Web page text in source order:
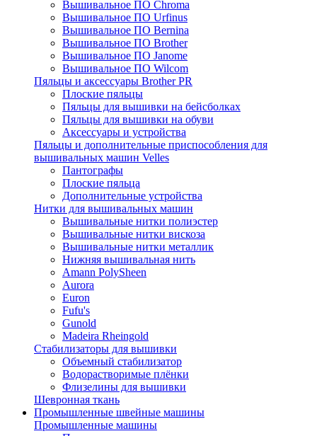
Вышивальное ПО Chroma
Вышивальное ПО Urfinus
Вышивальное ПО Bernina
Вышивальное ПО Brother
Вышивальное ПО Janome
Вышивальное ПО Wilcom
Пяльцы и аксессуары Brother PR
Плоские пяльцы
Пяльцы для вышивки на бейсболках
Пяльцы для вышивки на обуви
Аксессуары и устройства
Пяльцы и дополнительные приспособления для
вышивальных машин Velles
Пантографы
Плоские пяльца
Дополнительные устройства
Нитки для вышивальных машин
Вышивальные нитки полиэстер
Вышивальные нитки вискоза
Вышивальные нитки металлик
Нижняя вышивальная нить
Amann PolySheen
Aurora
Euron
Fufu's
Gunold
Madeira Rheingold
Стабилизаторы для вышивки
Объемный стабилизатор
Водорастворимые плёнки
Флизелины для вышивки
Шевронная ткань
Промышленные швейные машины
Промышленные машины